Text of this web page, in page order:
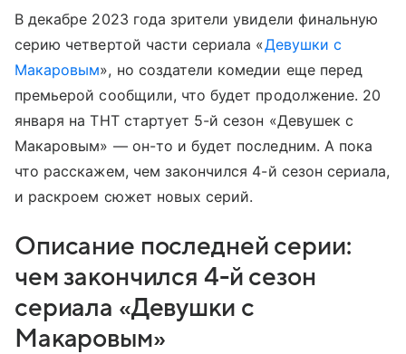
В декабре 2023 года зрители увидели финальную
серию четвертой части сериала «Девушки с
Макаровым», но создатели комедии еще перед
премьерой сообщили, что будет продолжение. 20
января на ТНТ стартует 5-й сезон «Девушек с
Макаровым» — он-то и будет последним. А пока
что расскажем, чем закончился 4-й сезон сериала,
и раскроем сюжет новых серий.
Описание последней серии:
чем закончился 4-й сезон
сериала «Девушки с
Макаровым»